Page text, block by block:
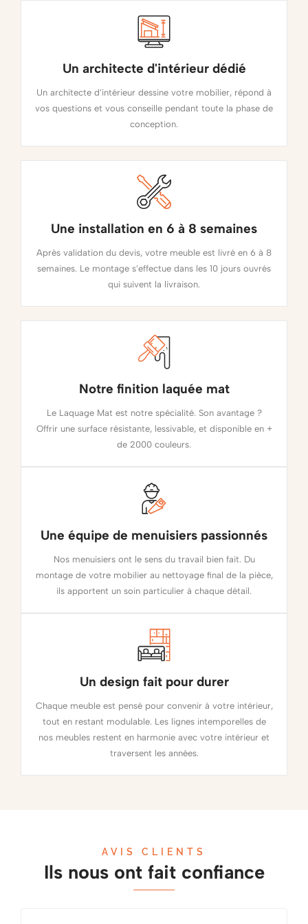
Un architecte d'intérieur dédié
Un architecte d’intérieur dessine votre mobilier, répond à
vos questions et vous conseille pendant toute la phase de
conception.
Une installation en 6 à 8 semaines
Après validation du devis, votre meuble est livré en 6 à 8
semaines. Le montage s’effectue dans les 10 jours ouvrés
qui suivent la livraison.
Notre finition laquée mat
Le Laquage Mat est notre spécialité. Son avantage ?
Offrir une surface résistante, lessivable, et disponible en +
de 2000 couleurs.
Une équipe de menuisiers passionnés
Nos menuisiers ont le sens du travail bien fait. Du
montage de votre mobilier au nettoyage final de la pièce,
ils apportent un soin particulier à chaque détail.
Un design fait pour durer
Chaque meuble est pensé pour convenir à votre intérieur,
tout en restant modulable. Les lignes intemporelles de
nos meubles restent en harmonie avec votre intérieur et
traversent les années.
AVIS CLIENTS
Ils nous ont fait confiance